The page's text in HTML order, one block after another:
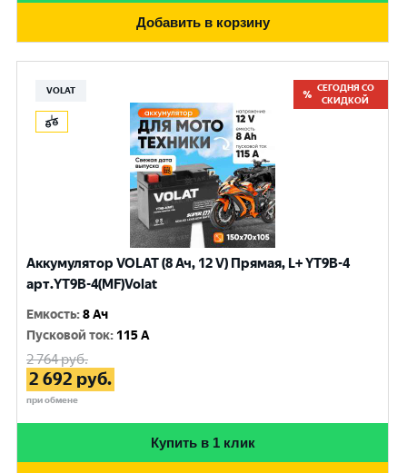
Добавить в корзину
VOLAT
СЕГОДНЯ СО
СКИДКОЙ
Аккумулятор VOLAT (8 Ач, 12 V) Прямая, L+ YT9B-4
арт.YT9B-4(MF)Volat
Емкость:8 Ач
Пусковой ток: 115 A
2 764руб.
2 692 руб.
при обмене
Купить в 1 клик